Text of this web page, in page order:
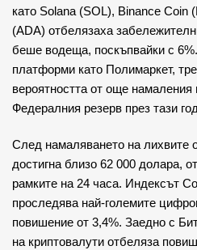
като Solana (SOL), Binance Coin
(ADA) отбелязаха
беше водеща, поскъпвайки с
платформи като Полимаркет,
вероятността от още намаления
Федералния резерв през тази
След намаляването на лихвите
достигна близо 62 000 долара,
рамките на 24 часа. Индексът
проследява най-големите
повишение от 3,4%. Заедно с
на криптовалути отбеляза